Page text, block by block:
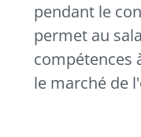
pendant le
permet au
compétences
le marché de